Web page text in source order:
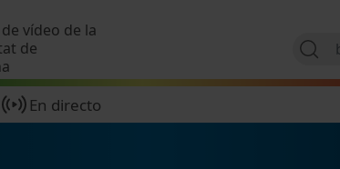
vídeo de la
de
En directo